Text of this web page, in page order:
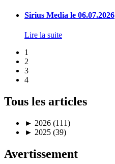
Sirius Media le 06.07.2026
Lire la suite
1
2
3
4
Tous les articles
► 2026 (111)
► 2025 (39)
Avertissement